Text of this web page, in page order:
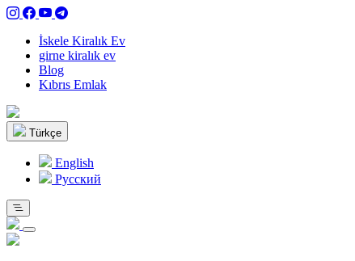
İskele Kiralık Ev
girne kiralık ev
Blog
Kıbrıs Emlak
Türkçe
English
Pусский